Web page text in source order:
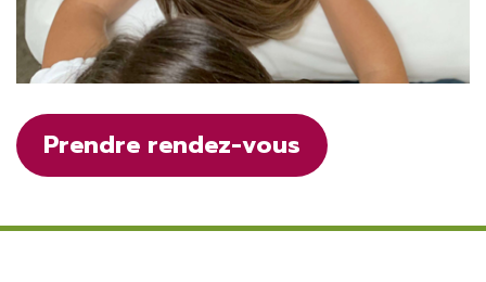
Prendre rendez-vous